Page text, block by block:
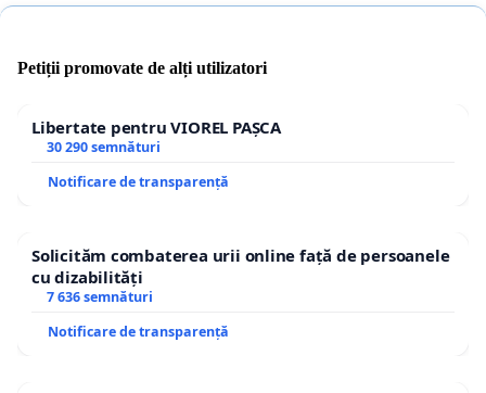
Petiții promovate de alți utilizatori
Libertate pentru VIOREL PAȘCA
30 290 semnături
Notificare de transparență
Solicităm combaterea urii online față de persoanele
cu dizabilități
7 636 semnături
Notificare de transparență